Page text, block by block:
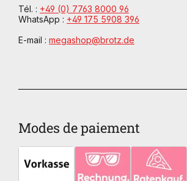
Tél. : +49 (0) 7763 8000 96
WhatsApp : +49 175 5908 396
E-mail : megashop@brotz.de
Modes de paiement